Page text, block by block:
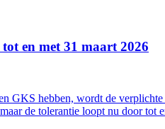
en met 31 maart 2026
GKS hebben, wordt de
de tolerantie loopt nu door tot